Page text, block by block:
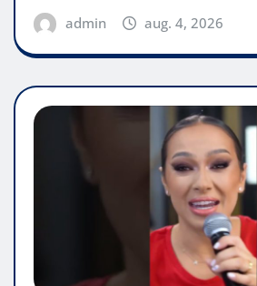
admin aug. 4, 2026